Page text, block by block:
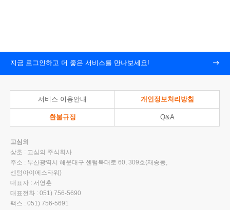
지금 로그인하고 더 좋은 서비스를 만나보세요!
서비스 이용안내 개인정보처리방침
환불규정 Q&A
고심의
상호 : 고심의 주식회사
주소 : 부산광역시 해운대구 센텀북대로 60, 309호(재송동,
센텀아이에스타워)
대표자 : 서영훈
대표전화 : 051) 756-5690
팩스 : 051) 756-5691